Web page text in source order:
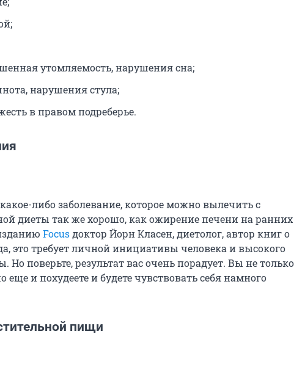
утомляемость, нарушения сна;
нарушения стула;
в правом подреберье.
либо заболевание, которое можно вылечить с
диеты так же хорошо, как ожирение печени на ранних
Focusдоктор Йорн Класен, диетолог, автор книг о
это требует личной инициативы человека и высокого
поверьте, результат вас очень порадует. Вы не только
еще и похудеете и будете чувствовать себя намного
пищи